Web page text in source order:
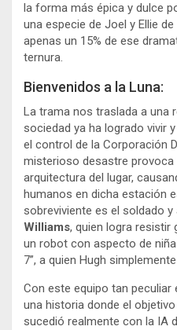
la forma más épica y dulce
una especie de Joel y Ellie de
apenas un 15% de ese
ternura.
Bienvenidos a la Luna:
La trama nos traslada a una
sociedad ya ha logrado vivir
el control de la Corporación
misterioso desastre
arquitectura del lugar,
humanos en dicha estación
sobreviviente es el soldado
Williams, quien logra resistir
un robot con aspecto de
7”, a quien Hugh
Con este equipo tan
una historia donde el
sucedió realmente con la IA